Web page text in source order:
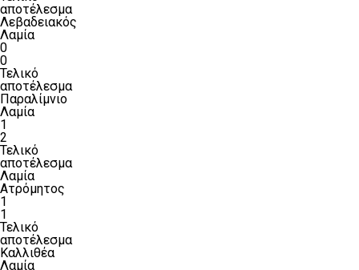
αποτέλεσμα
Λεβαδειακός
Λαμία
0
0
Τελικό
αποτέλεσμα
Παραλίμνιο
Λαμία
1
2
Τελικό
αποτέλεσμα
Λαμία
Ατρόμητος
1
1
Τελικό
αποτέλεσμα
Καλλιθέα
Λαμία